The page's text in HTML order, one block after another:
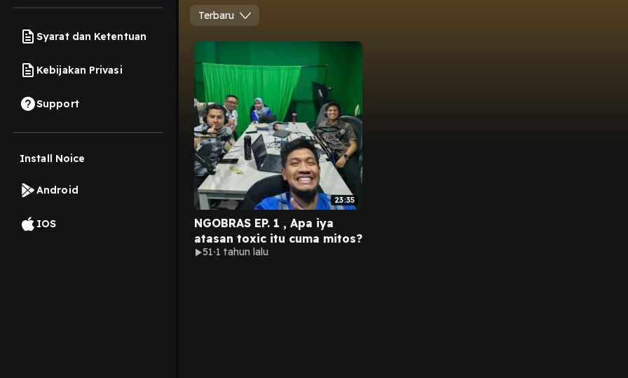
Syarat dan Ketentuan
Kebijakan Privasi
Support
Install Noice
Android
IOS
Terbaru
23:35
NGOBRAS EP. 1 , Apa iya
atasan toxic itu cuma mitos?
51 1 tahun lalu